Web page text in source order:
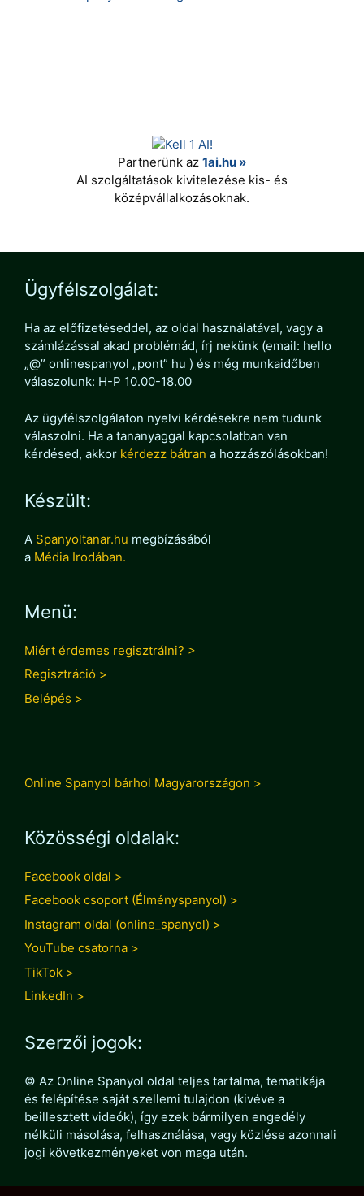
Partnerünk az 1ai.hu »
AI szolgáltatások kivitelezése kis- és
középvállalkozásoknak.
Ügyfélszolgálat:
Ha az előfizetéseddel, az oldal használatával, vagy a
számlázással akad problémád, írj nekünk (email: hello
„@” onlinespanyol „pont” hu ) és még munkaidőben
válaszolunk: H-P 10.00-18.00
Az ügyfélszolgálaton nyelvi kérdésekre nem tudunk
válaszolni. Ha a tananyaggal kapcsolatban van
kérdésed, akkor kérdezz bátran a hozzászólásokban!
Készült:
A Spanyoltanar.hu megbízásából
a Média Irodában.
Menü:
Miért érdemes regisztrálni? >
Regisztráció >
Belépés >
Online Spanyol bárhol Magyarországon >
Közösségi oldalak:
Facebook oldal >
Facebook csoport (Élményspanyol) >
Instagram oldal (online_spanyol) >
YouTube csatorna >
TikTok >
LinkedIn >
Szerzői jogok:
© Az Online Spanyol oldal teljes tartalma, tematikája
és felépítése saját szellemi tulajdon (kivéve a
beillesztett videók), így ezek bármilyen engedély
nélküli másolása, felhasználása, vagy közlése azonnali
jogi következményeket von maga után.